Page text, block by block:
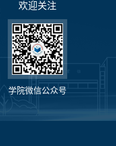
欢迎关注
学院微信公众号